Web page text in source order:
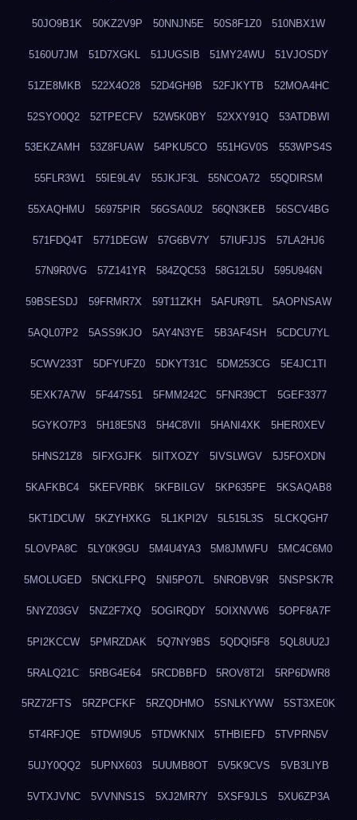
50JO9B1K 50KZ2V9P 50NNJN5E 50S8F1Z0 510NBX1W
5160U7JM 51D7XGKL 51JUGSIB 51MY24WU 51VJOSDY
51ZE8MKB 522X4O28 52D4GH9B 52FJKYTB 52MOA4HC
52SYO0Q2 52TPECFV 52W5K0BY 52XXY91Q 53ATDBWI
53EKZAMH 53Z8FUAW 54PKU5CO 551HGV0S 553WPS4S
55FLR3W1 55IE9L4V 55JKJF3L 55NCOA72 55QDIRSM
55XAQHMU 56975PIR 56GSA0U2 56QN3KEB 56SCV4BG
571FDQ4T 5771DEGW 57G6BV7Y 57IUFJJS 57LA2HJ6
57N9R0VG 57Z141YR 584ZQC53 58G12L5U 595U946N
59BSESDJ 59FRMR7X 59T11ZKH 5AFUR9TL 5AOPNSAW
5AQL07P2 5ASS9KJO 5AY4N3YE 5B3AF4SH 5CDCU7YL
5CWV233T 5DFYUFZ0 5DKYT31C 5DM253CG 5E4JC1TI
5EXK7A7W 5F447S51 5FMM242C 5FNR39CT 5GEF3377
5GYKO7P3 5H18E5N3 5H4C8VII 5HANI4XK 5HER0XEV
5HNS21Z8 5IFXGJFK 5IITXOZY 5IVSLWGV 5J5FOXDN
5KAFKBC4 5KEFVRBK 5KFBILGV 5KP635PE 5KSAQAB8
5KT1DCUW 5KZYHXKG 5L1KPI2V 5L515L3S 5LCKQGH7
5LOVPA8C 5LY0K9GU 5M4U4YA3 5M8JMWFU 5MC4C6M0
5MOLUGED 5NCKLFPQ 5NI5PO7L 5NROBV9R 5NSPSK7R
5NYZ03GV 5NZ2F7XQ 5OGIRQDY 5OIXNVW6 5OPF8A7F
5PI2KCCW 5PMRZDAK 5Q7NY9BS 5QDQI5F8 5QL8UU2J
5RALQ21C 5RBG4E64 5RCDBBFD 5ROV8T2I 5RP6DWR8
5RZ72FTS 5RZPCFKF 5RZQDHMO 5SNLKYWW 5ST3XE0K
5T4RFJQE 5TDWI9U5 5TDWKNIX 5THBIEFD 5TVPRN5V
5UJY0QQ2 5UPNX603 5UUMB8OT 5V5K9CVS 5VB3LIYB
5VTXJVNC 5VVNNS1S 5XJ2MR7Y 5XSF9JLS 5XU6ZP3A